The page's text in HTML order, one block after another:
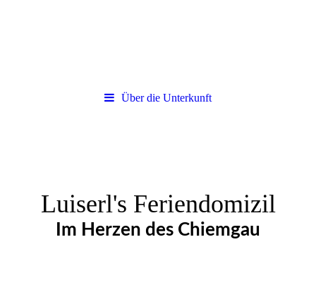
Über die Unterkunft
Luiserl's Feriendomizil
Im Herzen des Chiemgau